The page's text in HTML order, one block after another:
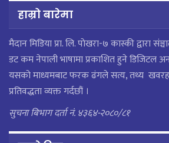
हाम्रो बारेमा
मैदान मिडिया प्रा. लि. पाेखरा-७ कास्की द्वारा
डट कम नेपाली भाषामा प्रकाशित हुने डिजिटल
यसको माध्यमबाट फरक ढंगले सत्य, तथ्य
प्रतिवद्धता व्यक्त गर्दछौं ।
सुचना बिभाग दर्ता नं. ४३६४-२०८०/८१